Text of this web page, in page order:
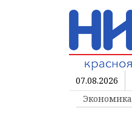
07.08.2026
Экономика